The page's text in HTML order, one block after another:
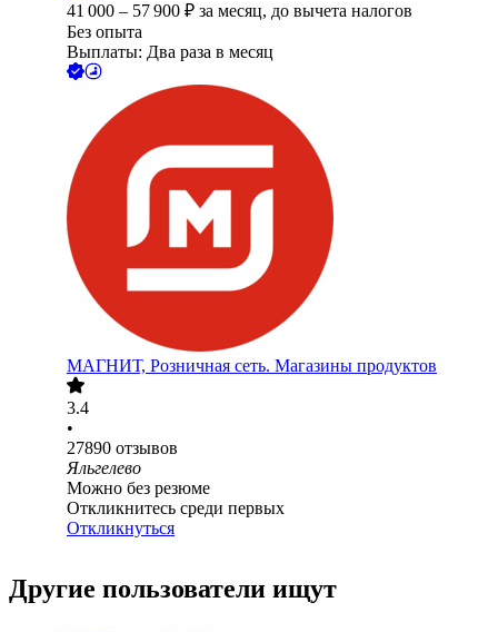
41 000 – 57 900 ₽ за месяц, до вычета налогов
Без опыта
Выплаты: Два раза в месяц
МАГНИТ, Розничная сеть. Магазины продуктов
3.4
•
27890 отзывов
Яльгелево
Можно без резюме
Откликнитесь среди первых
Откликнуться
Другие пользователи ищут